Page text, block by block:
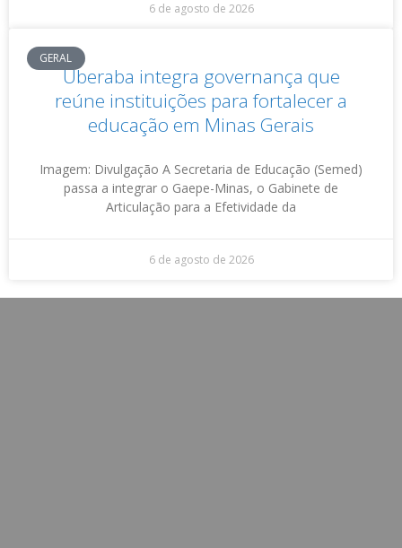
6 de agosto de 2026
GERAL
Uberaba integra governança que
reúne instituições para fortalecer a
educação em Minas Gerais
Imagem: Divulgação A Secretaria de Educação (Semed)
passa a integrar o Gaepe-Minas, o Gabinete de
Articulação para a Efetividade da
6 de agosto de 2026